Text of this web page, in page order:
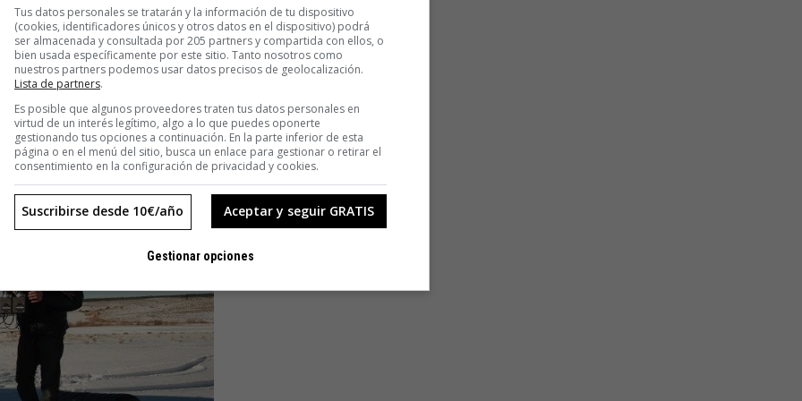
momento lo hace vendiendo pósteres de su fotografía,
Pero ha terminado lo que tenía que hacer en ella.
se limita a mirar todos los días esa fotografía que
Tus datos personales se tratarán y la información de tu dispositivo
(cookies, identificadores únicos y otros datos en el dispositivo) podrá
ser almacenada y consultada por 205 partners y compartida con ellos, o
bien usada específicamente por este sitio. Tanto nosotros como
nuestros partners podemos usar datos precisos de geolocalización.
Lista de partners.
Es posible que algunos proveedores traten tus datos personales en
virtud de un interés legítimo, algo a lo que puedes oponerte
gestionando tus opciones a continuación. En la parte inferior de esta
página o en el menú del sitio, busca un enlace para gestionar o retirar el
consentimiento en la configuración de privacidad y cookies.
Aceptar y seguir GRATIS
Suscribirse desde 10€/año
Gestionar opciones